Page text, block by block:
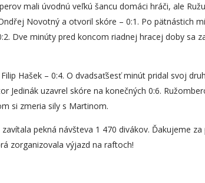
mali úvodnú veľkú šancu domáci hráči, ale
Novotný a otvoril skóre – 0:1. Po pätnástich
Dve minúty pred koncom riadnej hracej doby sa
Hašek – 0:4. O dvadsaťšesť minút pridal svoj
Jedinák uzavrel skóre na konečných 0:6.
si zmeria sily s Martinom.
pekná návšteva 1 470 divákov. Ďakujeme
zorganizovala výjazd na raftoch!